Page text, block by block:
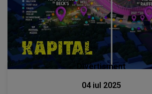
Divertisment
04 iul 2025